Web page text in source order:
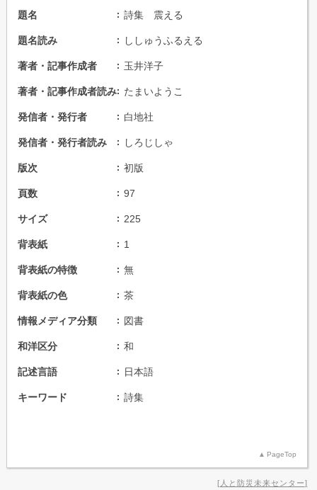
題名 詩集 震える
題名読み ししゅうふるえる
著者・記事作成者 玉井洋子
著者・記事作成者読み たまいようこ
発信者・発行者 白地社
発信者・発行者読み しろじしゃ
版次 初版
頁数 97
サイズ 225
背表紙 1
背表紙の特徴 無
背表紙の色 茶
情報メディア分類 図書
和洋区分 和
記述言語 日本語
キーワード 詩集
PageTop
人と防災未来センター